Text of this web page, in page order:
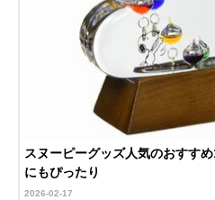
スヌーピーグッズ人気のおすす
にもぴったり
2026-02-17